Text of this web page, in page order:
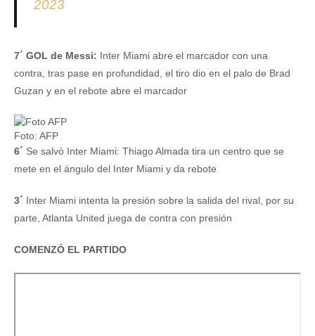
2023
7´ GOL de Messi: Inter Miami abre el marcador con una
contra, tras pase en profundidad, el tiro dio en el palo de Brad
Guzan y en el rebote abre el marcador
Foto: AFP
6´ Se salvó Inter Miami: Thiago Almada tira un centro que se
mete en el ángulo del Inter Miami y da rebote
3´ Inter Miami intenta la presión sobre la salida del rival, por su
parte, Atlanta United juega de contra con presión
COMENZÓ EL PARTIDO